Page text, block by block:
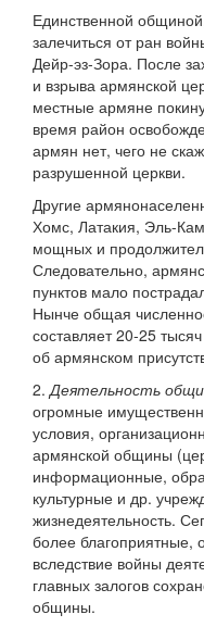
Единственной
залечиться от ран
Дейр-эз-Зора. После
и взрыва армянской
местные армяне
время район
армян нет, чего не
разрушенной церкви.
Другие
Хомс, Латакия, Эль-
мощных и
Следовательно,
пунктов мало
Нынче общая
составляет 20-25
об армянском
2.Деятельность
огромные
условия,
армянской общины
информационные,
культурные и др.
жизнедеятельность.
более благоприятные,
вследствие войны
главных залогов
общины.